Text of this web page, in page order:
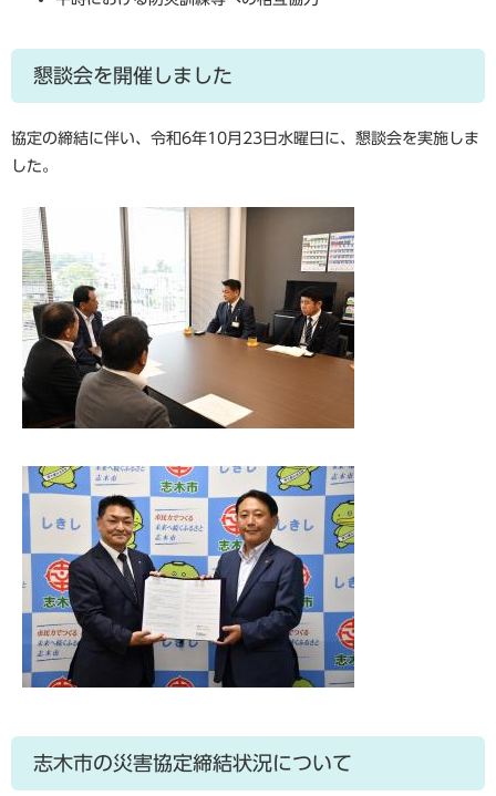
懇談会を開催しました
協定の締結に伴い、令和6年10月23日水曜日に、懇談会を実施しま
した。
志木市の災害協定締結状況について